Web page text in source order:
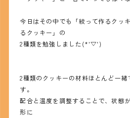
今日はその中でも「絞って作るクッ
るクッキー」の
2種類を勉強しました(*'▽')
2種類のクッキーの材料ほとんど一
す。
配合と温度を調整することで、状態
形に